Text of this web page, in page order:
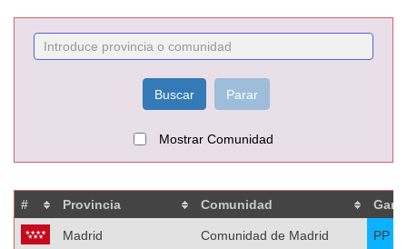
Buscar Parar
Mostrar Comunidad
# Provincia Comunidad
Madrid Comunidad de Madrid PP